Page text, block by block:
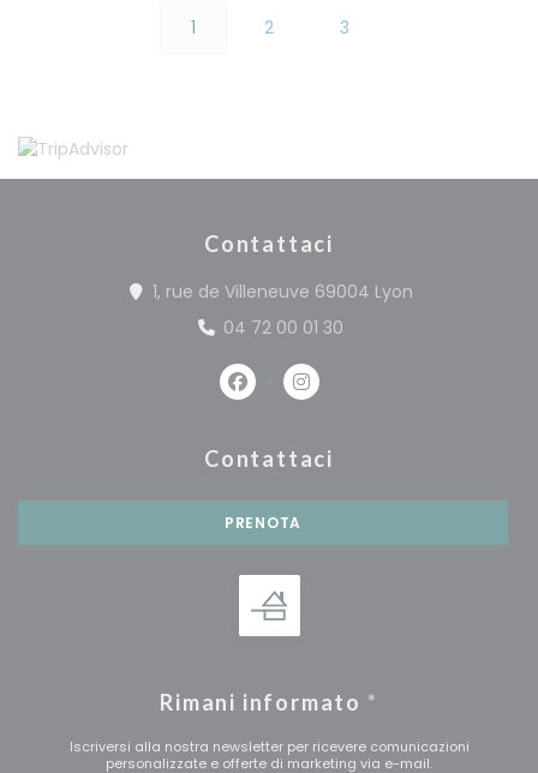
1 2 3
Contattaci
1, rue de Villeneuve 69004 Lyon
04 72 00 01 30
Facebook ((apre una nuova
Instagram ((apre una
Contattaci
PRENOTA
Rimani informato *
Iscriversi alla nostra newsletter per ricevere comunicazioni
personalizzate e offerte di marketing via e-mail.